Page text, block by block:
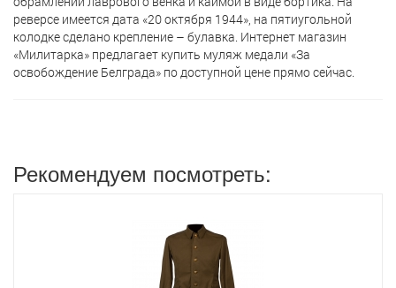
реверсе имеется дата «20 октября 1944», на пятиугольной
колодке сделано крепление – булавка. Интернет магазин
«Милитарка» предлагает кyпить муляж медали «За
освобождение Белграда» по доступной цене прямо сейчас.
Рекомендуем посмотреть: